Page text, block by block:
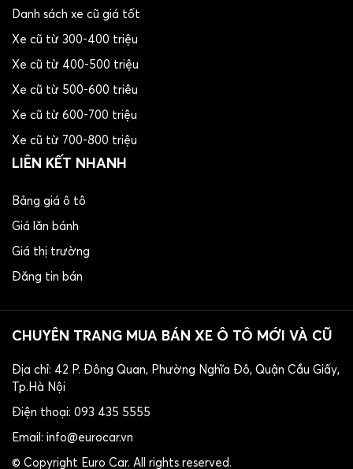
Danh sách xe cũ giá tốt
Xe cũ từ 300-400 triệu
Xe cũ từ 400-500 triệu
Xe cũ từ 500-600 triêu
Xe cũ từ 600-700 triệu
Xe cũ từ 700-800 triệu
LIÊN KẾT NHANH
Bảng giá ô tô
Giá lăn bánh
Giá thị trường
Đăng tin bán
CHUYÊN TRANG MUA BÁN XE Ô TÔ MỚI VÀ CŨ
Địa chỉ: 42 P. Đông Quan, Phường Nghĩa Đô, Quận Cầu Giấy,
Tp.Hà Nội
​Điện thoại: 093 435 5555
Email: info@eurocar.vn
© Copyright Euro Car. All rights reserved.